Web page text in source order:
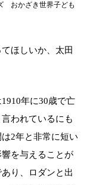
おかざき世界子ども
ほしいか、太田
年に30歳で亡
われているにも
2年と非常に短い
を与えることが
り、ロダンと出